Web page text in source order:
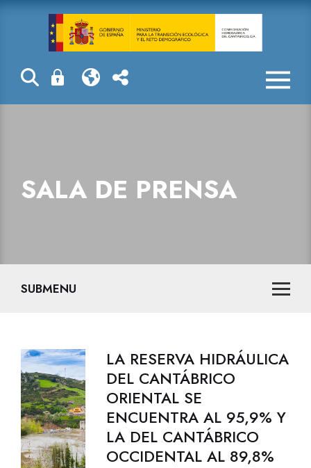
Sala de prensa
SALA DE PRENSA
SUBMENU
LA RESERVA HIDRÁULICA
DEL CANTÁBRICO
ORIENTAL SE
ENCUENTRA AL 95,9% Y
LA DEL CANTÁBRICO
OCCIDENTAL AL 89,8%